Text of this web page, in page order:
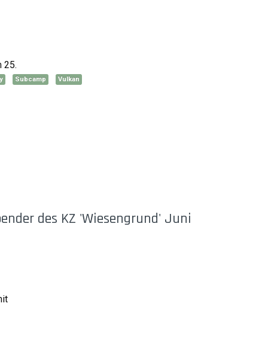
25.
Subcamp Vulkan
des KZ 'Wiesengrund' Juni